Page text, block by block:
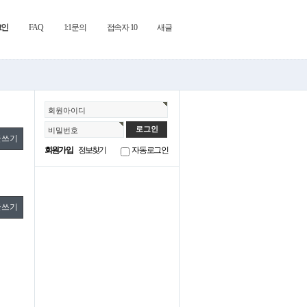
FAQ 1:1문의 접속자 10 새글
회원아이디
비밀번호
회원가입 정보찾기 자동로그인
기
기